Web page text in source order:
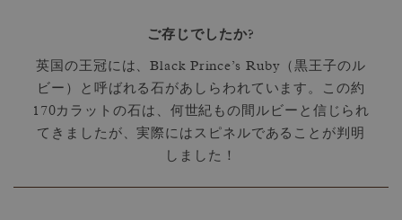
ご存じでしたか?
英国の王冠には、Black Prince’s Ruby（黒王子のル
ビー）と呼ばれる石があしらわれています。この約
170カラットの石は、何世紀もの間ルビーと信じられ
てきましたが、実際にはスピネルであることが判明
しました！